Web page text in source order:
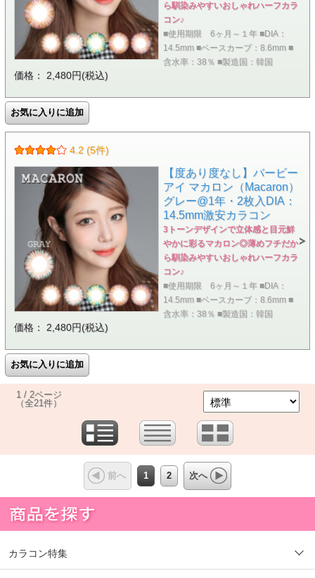
ら馴染みやすいおしゃれハーフカラ
コン♪
■使用期限 6ヶ月～１年 ■DIA：
14.5mm ■ベースカーブ：8.6mm ■
含水率：38％ ■製造国：韓国
価格： 2,480円(税込)
4.2 (5件)
【度あり度なし】バービー
アイ マカロン（Macaron）
グレー@1年・2枚入DIA：
14.5mm激安カラコン
3トーンデザインで立体感と目元鮮
やかに彩るマカロン◎薄めフチだか
ら馴染みやすいおしゃれハーフカラ
コン♪
■使用期限 6ヶ月～１年 ■DIA：
14.5mm ■ベースカーブ：8.6mm ■
含水率：38％ ■製造国：韓国
価格： 2,480円(税込)
1 / 2ページ
（全21件）
前へ 1 2 次へ
カラコン特集